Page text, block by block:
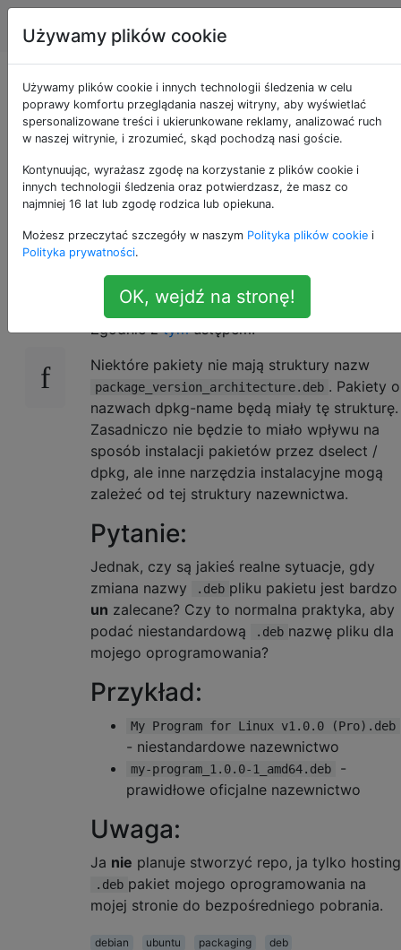
Unix & Linux
Czy zmiana nazwy
pliku .deb według
standardów jest
bezpieczna?
Ustalona struktura nazwy pliku to
package_version_architecture.deb
Zgodnie ztymustępem:
Niektóre pakiety nie mają struktury nazw
package_version_architecture.deb . Pakiety o
nazwach dpkg-name będą miały tę strukturę.
Zasadniczo nie będzie to miało wpływu na
sposób instalacji pakietów przez dselect /
dpkg, ale inne narzędzia instalacyjne mogą
zależeć od tej struktury nazewnictwa.
Pytanie:
Jednak, czy są jakieś realne sytuacje, gdy
zmiana nazwy
.deb pliku pakietu jest bardzo
un zalecane? Czy to normalna praktyka, aby
podać niestandardową
.deb nazwę pliku dla
mojego oprogramowania?
Przykład:
My Program for Linux v1.0.0 (Pro).deb
- niestandardowe nazewnictwo
my-program_1.0.0-1_amd64.deb
-
prawidłowe oficjalne nazewnictwo
Uwaga:
Ja nie planuje stworzyć repo, ja tylko hosting
.deb pakiet mojego oprogramowania na
mojej stronie do bezpośredniego pobrania.
debian ubuntu packaging
deb
Używamy plików cookie
Używamy plików cookie i innych technologii śledzenia w celu
poprawy komfortu przeglądania naszej witryny, aby wyświetlać
spersonalizowane treści i ukierunkowane reklamy, analizować ruch
w naszej witrynie, i zrozumieć, skąd pochodzą nasi goście.
Kontynuując, wyrażasz zgodę na korzystanie z plików cookie i
innych technologii śledzenia oraz potwierdzasz, że masz co
najmniej 16 lat lub zgodę rodzica lub opiekuna.
Możesz przeczytać szczegóły w naszym Polityka plików cookie i
Polityka prywatności.
OK, wejdź na stronę!